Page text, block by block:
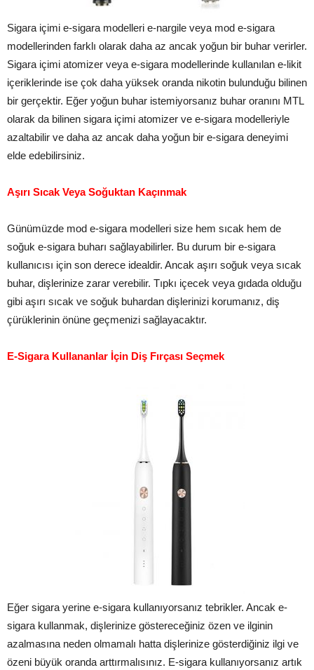
Sigara içimi e-sigara modelleri e-nargile veya mod e-sigara
modellerinden farklı olarak daha az ancak yoğun bir buhar verirler.
Sigara içimi atomizer veya e-sigara modellerinde kullanılan e-likit
içeriklerinde ise çok daha yüksek oranda nikotin bulunduğu bilinen
bir gerçektir. Eğer yoğun buhar istemiyorsanız buhar oranını MTL
olarak da bilinen sigara içimi atomizer ve e-sigara modelleriyle
azaltabilir ve daha az ancak daha yoğun bir e-sigara deneyimi
elde edebilirsiniz.
Aşırı Sıcak Veya Soğuktan Kaçınmak
Günümüzde mod e-sigara modelleri size hem sıcak hem de
soğuk e-sigara buharı sağlayabilirler. Bu durum bir e-sigara
kullanıcısı için son derece idealdir. Ancak aşırı soğuk veya sıcak
buhar, dişlerinize zarar verebilir. Tıpkı içecek veya gıdada olduğu
gibi aşırı sıcak ve soğuk buhardan dişlerinizi korumanız, diş
çürüklerinin önüne geçmenizi sağlayacaktır.
E-Sigara Kullananlar İçin Diş Fırçası Seçmek
Eğer sigara yerine e-sigara kullanıyorsanız tebrikler. Ancak e-
sigara kullanmak, dişlerinize göstereceğiniz özen ve ilginin
azalmasına neden olmamalı hatta dişlerinize gösterdiğiniz ilgi ve
özeni büyük oranda arttırmalısınız. E-sigara kullanıyorsanız artık